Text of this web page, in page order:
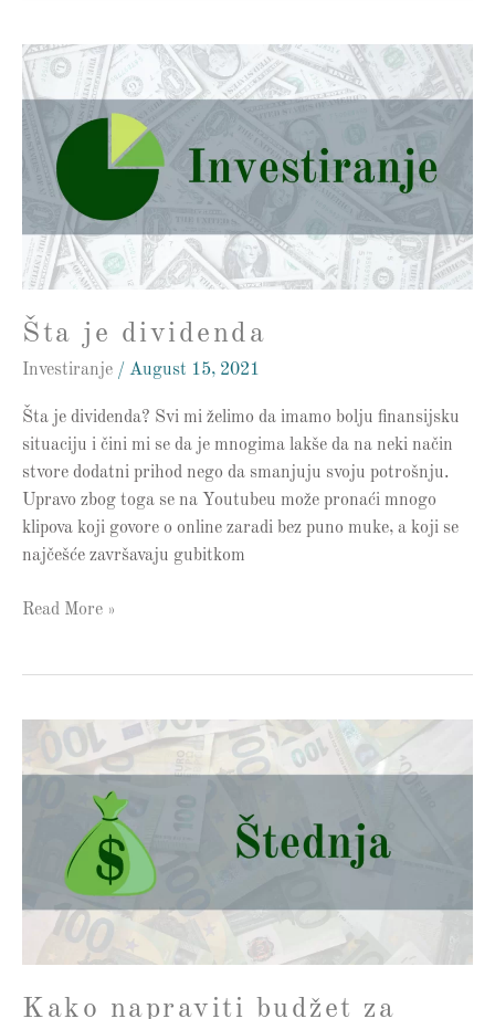
Šta je dividenda
Investiranje / August 15, 2021
Šta je dividenda? Svi mi želimo da imamo bolju finansijsku
situaciju i čini mi se da je mnogima lakše da na neki način
stvore dodatni prihod nego da smanjuju svoju potrošnju.
Upravo zbog toga se na Youtubeu može pronaći mnogo
klipova koji govore o online zaradi bez puno muke, a koji se
najčešće završavaju gubitkom
Šta
je
dividenda
Read More »
Kako napraviti budžet za
napraviti
putovanja
Budimpešta